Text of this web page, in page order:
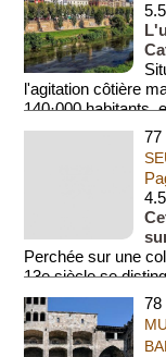
l'agitation côtière
140·000 habitants,
77
Perchée sur une
13e siècle se
...
78